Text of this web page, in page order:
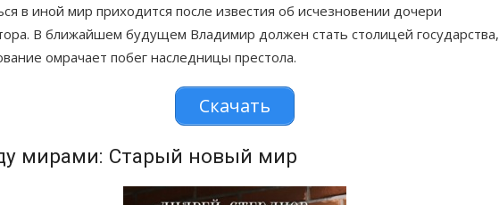
в иной мир приходится после известия об исчезновении дочери
В ближайшем будущем Владимир должен стать столицей государства,
омрачает побег наследницы престола.
Скачать
мирами: Старый новый мир